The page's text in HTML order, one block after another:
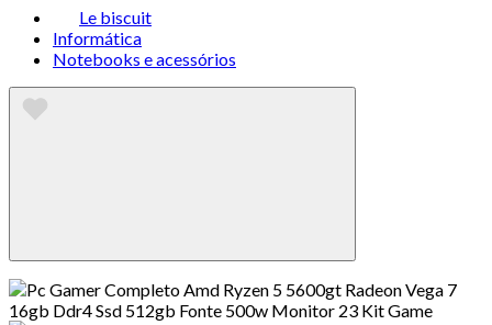
Le biscuit
Informática
Notebooks e acessórios